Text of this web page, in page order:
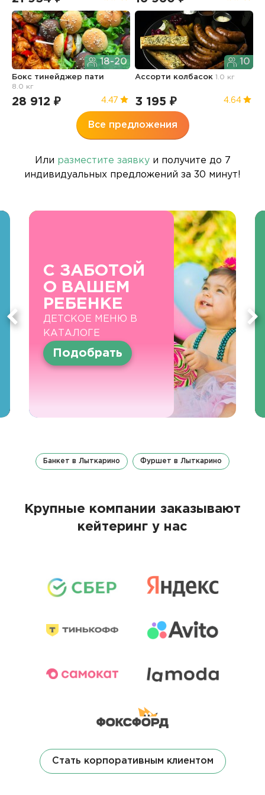
18-20
Бокс тинейджер пати
8.0 кг
28 912 ₽ 4.47
10
Ассорти колбасок1.0 кг
3 195 ₽ 4.64
Все предложения
Или разместите заявкуи получите до 7
индивидуальных предложений за 30 минут!
С ЗАБОТОЙ
О ВАШЕМ
РЕБЕНКЕ
ДЕТСКОЕ МЕНЮ В
КАТАЛОГЕ
Подобрать
Банкет в Лыткарино Фуршет в Лыткарино
Крупные компании заказывают
кейтеринг у нас
Стать корпоративным клиентом